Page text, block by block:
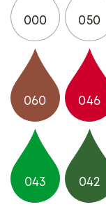
000 050
060 046
043 042